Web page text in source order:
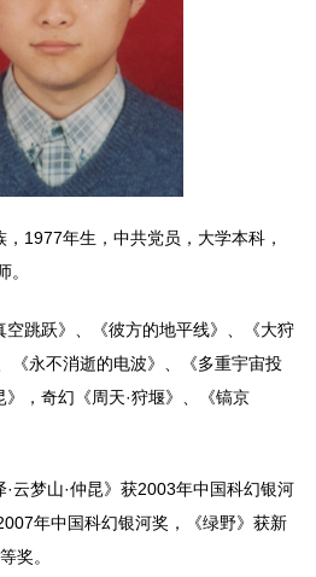
1977年生，中共党员，大学本科，
。
空跳跃》、《彼方的地平线》、《大狩
《永不消逝的电波》、《多重宇宙投
》，奇幻《周天·狩堰》、《镐京
云梦山·仲昆》获2003年中国科幻银河
年中国科幻银河奖，《绿野》获新
奖。